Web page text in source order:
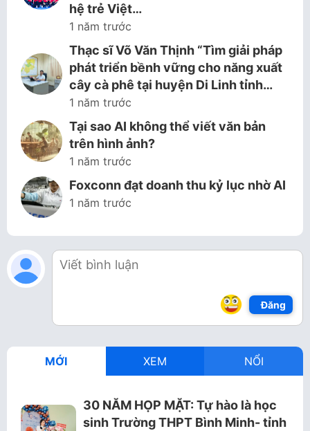
hệ trẻ Việt…
1 năm trước
Thạc sĩ Võ Văn Thịnh “Tìm giải pháp
phát triển bềnh vững cho năng xuất
cây cà phê tại huyện Di Linh tỉnh…
1 năm trước
Tại sao AI không thể viết văn bản
trên hình ảnh?
1 năm trước
Foxconn đạt doanh thu kỷ lục nhờ AI
1 năm trước
Đăng
MỚI XEM NỔI
30 NĂM HỌP MẶT: Tự hào là học
sinh Trường THPT Bình Minh- tỉnh